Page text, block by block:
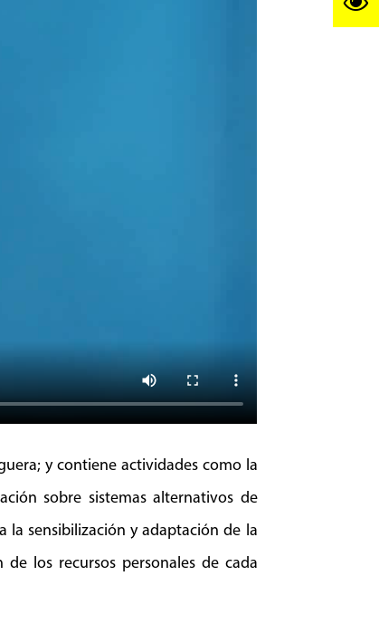
y contiene actividades como la
sobre sistemas alternativos de
la sensibilización y adaptación de la
los recursos personales de cada